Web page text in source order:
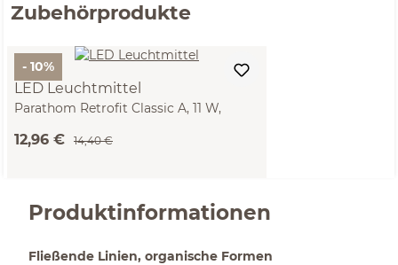
Zubehörprodukte
- 10%
LED Leuchtmittel
Parathom Retrofit Classic A, 11 W,
12,96 € 14,40 €
Produktinformationen
Fließende Linien, organische Formen